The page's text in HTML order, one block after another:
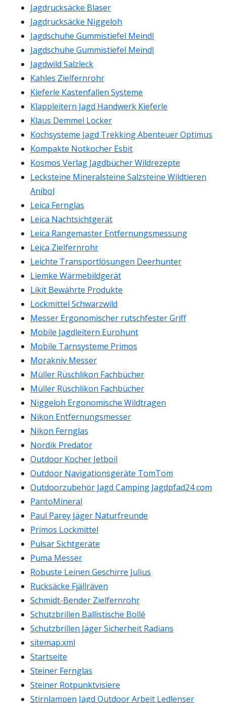
Jagdrucksäcke Blaser
Jagdrucksäcke Niggeloh
Jagdschuhe Gummistiefel Meindl
Jagdschuhe Gummistiefel Meindl
Jagdwild Salzleck
Kahles Zielfernrohr
Kieferle Kastenfallen Systeme
Klappleitern Jagd Handwerk Kieferle
Klaus Demmel Locker
Kochsysteme Jagd Trekking Abenteuer Optimus
Kompakte Notkocher Esbit
Kosmos Verlag Jagdbücher Wildrezepte
Lecksteine Mineralsteine Salzsteine Wildtieren
Anibol
Leica Fernglas
Leica Nachtsichtgerät
Leica Rangemaster Entfernungsmessung
Leica Zielfernrohr
Leichte Transportlösungen Deerhunter
Liemke Wärmebildgerät
Likit Bewährte Produkte
Lockmittel Schwarzwild
Messer Ergonomischer rutschfester Griff
Mobile Jagdleitern Eurohunt
Mobile Tarnsysteme Primos
Morakniv Messer
Müller Rüschlikon Fachbücher
Müller Rüschlikon Fachbücher
Niggeloh Ergonomische Wildtragen
Nikon Entfernungsmesser
Nikon Fernglas
Nordik Predator
Outdoor Kocher Jetboil
Outdoor Navigationsgeräte TomTom
Outdoorzubehör Jagd Camping Jagdpfad24 com
PantoMineral
Paul Parey Jäger Naturfreunde
Primos Lockmittel
Pulsar Sichtgeräte
Puma Messer
Robuste Leinen Geschirre Julius
Rucksäcke Fjällräven
Schmidt-Bender Zielfernrohr
Schutzbrillen Ballistische Bollé
Schutzbrillen Jäger Sicherheit Radians
sitemap.xml
Startseite
Steiner Fernglas
Steiner Rotpunktvisiere
Stirnlampen Jagd Outdoor Arbeit Ledlenser